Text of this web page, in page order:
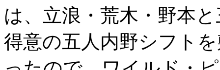
は、立浪・荒木・野本
得意の五人内野シフト